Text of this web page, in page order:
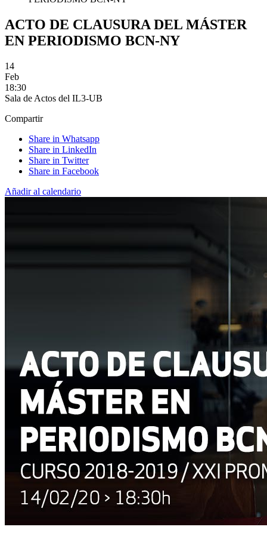
ACTO DE CLAUSURA DEL MÁSTER
EN PERIODISMO BCN-NY
14
Feb
18:30
Sala de Actos del IL3-UB
Compartir
Share in Whatsapp
Share in LinkedIn
Share in Twitter
Share in Facebook
Añadir al calendario